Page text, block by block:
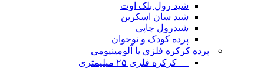
شید رول بلک اوت
شید سان اسکرین
شیدرول چاپی
پرده کودک و نوجوان
پرده کرکره فلزی یا آلومینیومی
__ کرکره فلزی ۲۵ میلیمتری